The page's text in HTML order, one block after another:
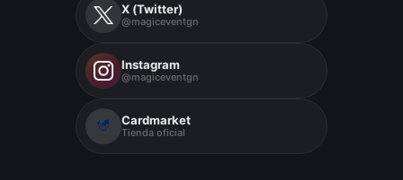
X (Twitter)
@magiceventgn
Instagram
@magiceventgn
Cardmarket
Tienda oficial